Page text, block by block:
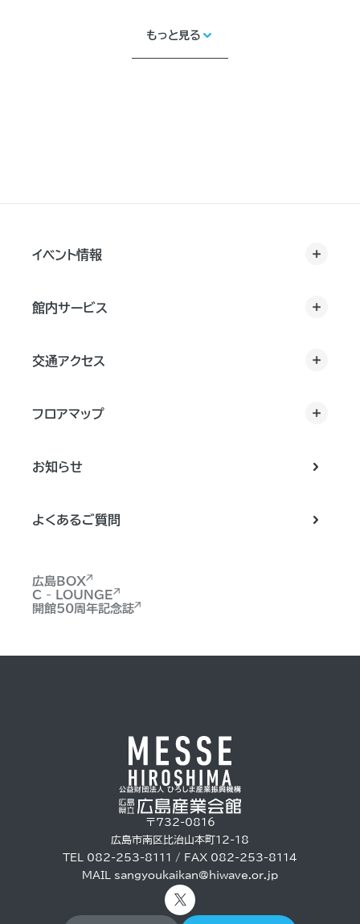
もっと見る
イベント情報
館内サービス
交通アクセス
フロアマップ
お知らせ
よくあるご質問
広島BOX
C - LOUNGE
開館50周年記念誌
〒732-0816
広島市南区比治山本町12-18
TEL 082-253-8111 / FAX 082-253-8114
MAIL sangyoukaikan@hiwave.or.jp